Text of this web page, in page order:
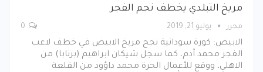
مريخ التبلدي يخطف نجم الفجر
محرر يوليو 21, 2019
الابيض: كورة سودانية نجح مريخ الابيض في خطف لاعب
الفجر محمد آدم، كما سجل شيكان ابراهيم (برنابا) من
الاهلي، ووقع للأعمال الحرة محمد داؤود من القلعة